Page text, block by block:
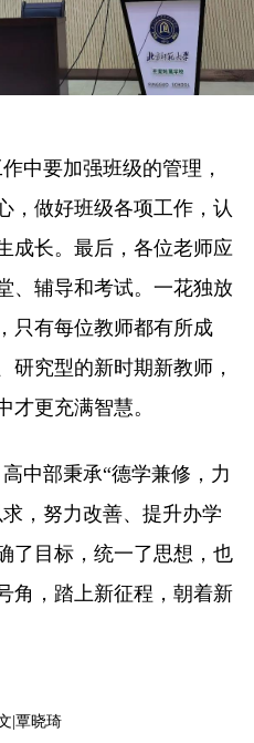
中要加强班级的管理，
，做好班级各项工作，认
成长。最后，各位老师应
、辅导和考试。一花独放
只有每位教师都有所成
研究型的新时期新教师，
才更充满智慧。
中部秉承“德学兼修，力
，努力改善、提升办学
了目标，统一了思想，也
角，踏上新征程，朝着新
|覃晓琦